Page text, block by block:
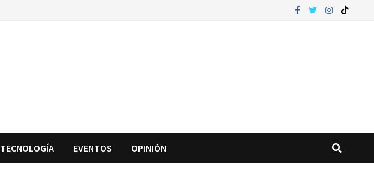
TECNOLOGÍA EVENTOS OPINIÓN